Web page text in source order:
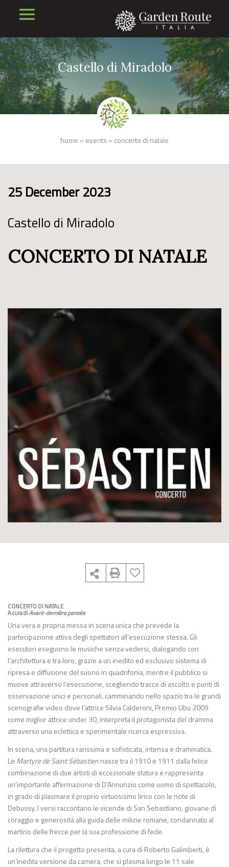
Castello di Miradolo
home » events » concerto di natale
25 December 2023
Castello di Miradolo
CONCERTO DI NATALE
CONCERTO DI NATALE
A cura diAvant-dernière pensée
Una vera e propria messa in scena unica che prevede la
partecipazione attiva degli spettatori all’esecuzione stessa. Gli
esecutori eseguono le musiche senza vedersi, dialogando con
l’architettura e tra loro, grazie a un inedito ed esclusivo sistema di
ripresa e diffusione del suono in quadrifonia, mentre il pubblico si
muove attraverso l’esecuzione, scegliendo tracce di ascolto e punti di
osservazione unici e personali, camminando nello spazio tra le grandi
scenografie video dove l’attrice Silvia Calderoni, Premio Ubu 2009
come miglior attrice under 30, interpreta il protagonista del dramma
attraverso una eclettica e sperimentale ricerca espressiva.
In scena, una partitura rarissima e sofisticata, intensa e drammatica.
Le Martyre de Saint Sébastiennasce tra il 1910 e 1911 dalla felice
combinazione di due artisti di eccezionale statura e rappresenta
un’importante affermazione di D’Annunzio come uomo di spettacolo,
in grado di plasmare il proprio virtuosismo lirico con le note di
Debussy. I versi raccontano le vicende di San Sebastiano, giovane di
coraggio e generosità alla guida delle milizie romane, condannato al
martirio delle frecce per la sua professione di fede.
La rilettura che il progetto presenta, a cura di Roberto Galimberti, è
un’inedita versione da camera, che si plasma lungo le 11 sale